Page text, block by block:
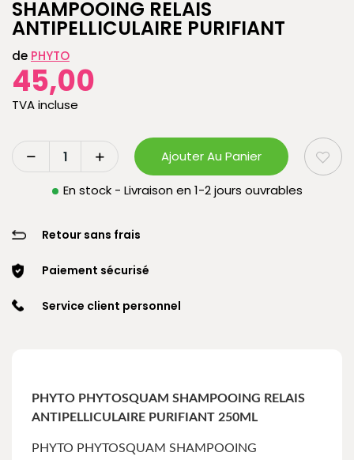
SHAMPOOING RELAIS
ANTIPELLICULAIRE PURIFIANT
de PHYTO
45,00
TVA incluse
Ajouter Au Panier
En stock - Livraison en 1-2 jours ouvrables
Retour sans frais
Paiement sécurisé
Service client personnel
PHYTO PHYTOSQUAM SHAMPOOING RELAIS
ANTIPELLICULAIRE PURIFIANT 250ML
PHYTO PHYTOSQUAM SHAMPOOING